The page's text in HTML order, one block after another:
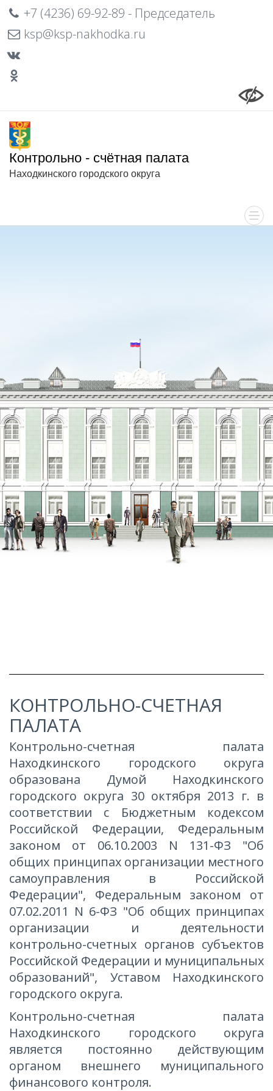
+7 (4236) 69-92-89 - Председатель
ksp@ksp-nakhodka.ru
Контрольно - счётная палата
Находкинского городского округа
КОНТРОЛЬНО-СЧЕТНАЯ
ПАЛАТА
Контрольно-счетная палата
Находкинского городского округа
образована Думой Находкинского
городского округа 30 октября 2013 г. в
соответствии с Бюджетным кодексом
Российской Федерации, Федеральным
законом от 06.10.2003 N 131-ФЗ "Об
общих принципах организации местного
самоуправления в Российской
Федерации", Федеральным законом от
07.02.2011 N 6-ФЗ "Об общих принципах
организации и деятельности
контрольно-счетных органов субъектов
Российской Федерации и муниципальных
образований", Уставом Находкинского
городского округа.
Контрольно-счетная палата
Находкинского городского округа
является постоянно действующим
органом внешнего муниципального
финансового контроля.